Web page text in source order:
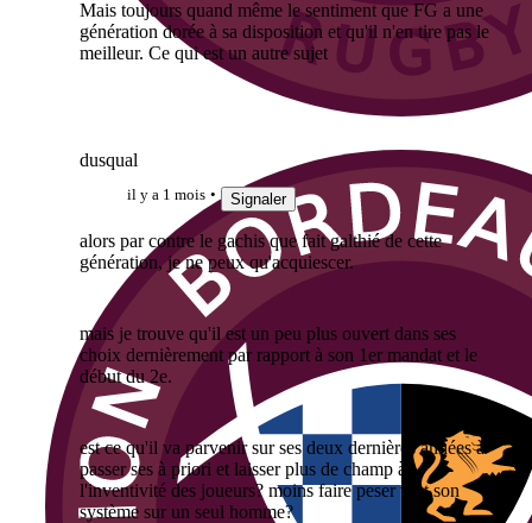
Mais toujours quand même le sentiment que FG a une
génération dorée à sa disposition et qu'il n'en tire pas le
meilleur. Ce qui est un autre sujet
dusqual
il y a 1 mois Signaler
alors par contre le gachis que fait galthié de cette
génération, je ne peux qu'acquiescer.
mais je trouve qu'il est un peu plus ouvert dans ses
choix dernièrement par rapport à son 1er mandat et le
début du 2e.
est ce qu'il va parvenir sur ses deux dernières années à
passer ses à priori et laisser plus de champ à
l'inventivité des joueurs? moins faire peser tout son
système sur un seul homme?